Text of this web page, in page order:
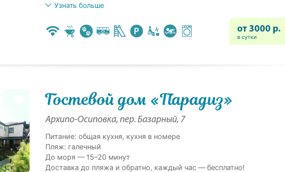
Узнать больше
от 3000 р.
в сутки
Гостевой дом «Парадиз»
Архипо-Осиповка, пер. Базарный, 7
Питание: общая кухня, кухня в номере
Пляж: галечный
До моря — 15–20 минут
Доставка до пляжа и обратно, каждый час — бесплатно!